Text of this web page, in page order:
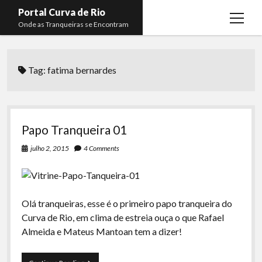
Portal Curva de Rio
Onde as Tranqueiras se Encontram
open
menu
Curva de Rio
Komos
Boca do Lixo
Rachão na Beira do RIo
Arquivo CDR
Membros
Mateus Mantoan
Rafael Almeida
Tag:fatima bernardes
Papo Tranqueira 01
julho 2, 2015 4 Comments
Olá tranqueiras, esse é o primeiro papo tranqueira do
Curva de Rio, em clima de estreia ouça o que Rafael
Almeida e Mateus Mantoan tem a dizer!